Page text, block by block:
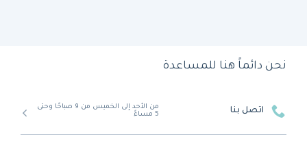
نحن دائماً هنا للمساعدة
اتصل بنا
من الأحد إلى الخميس من 9 صباحًا وحتى
5 مساءً